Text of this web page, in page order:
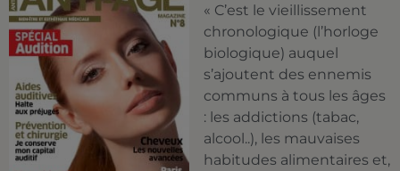
« C’est le vieillissement
chronologique (l’horloge
biologique) auquel
s’ajoutent des ennemis
communs à tous les âges
: les addictions (tabac,
alcool..), les mauvaises
habitudes alimentaires et,